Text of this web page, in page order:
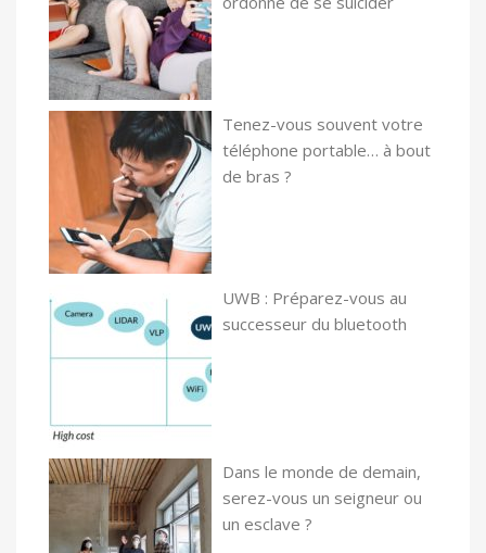
Tenez-vous souvent votre
téléphone portable… à bout
de bras ?
UWB : Préparez-vous au
successeur du bluetooth
Dans le monde de demain,
serez-vous un seigneur ou
un esclave ?